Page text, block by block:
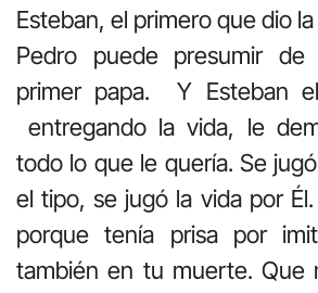
Esteban, el primero que dio
Pedro puede presumir
primer papa. Y Esteban
entregando la vida, le
todo lo que le quería. Se
el tipo, se jugó la vida por
porque tenía prisa por
también en tu muerte. Que